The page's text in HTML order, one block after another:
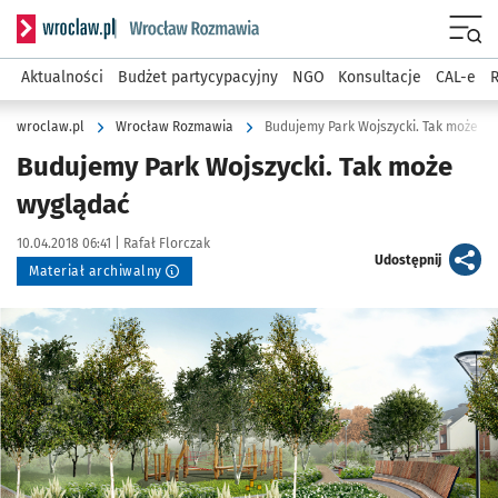
Serwis informacyjny wroclaw.pl podserwis: Rozmawia
Aktualności Budżet partycypacyjny NGO Konsultacje CAL-e
wroclaw.pl Wrocław Rozmawia Budujemy Park Wojszycki. Tak może
Budujemy Park Wojszycki. Tak może
wyglądać
Data publikacji:
10.04.2018 06:41 | Autor:
Rafał Florczak
Materiał archiwalny
Udostępnijartykuł
Kliknij, aby powiększyć